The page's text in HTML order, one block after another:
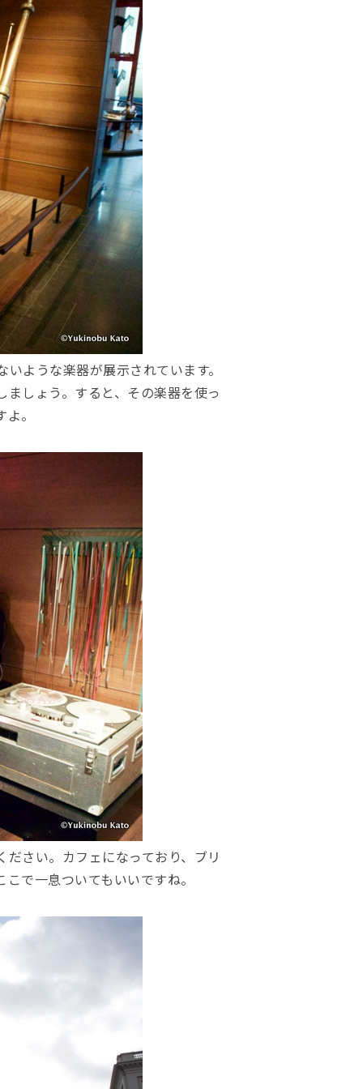
ような楽器が展示されています。
しょう。すると、その楽器を使っ
。
さい。カフェになっており、ブリ
で一息ついてもいいですね。